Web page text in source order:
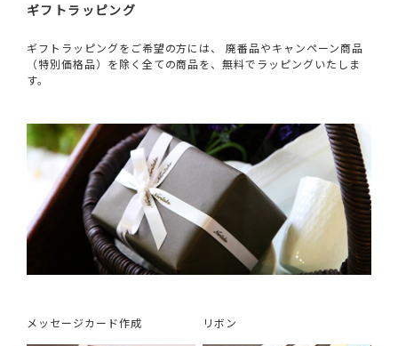
ギフトラッピング
ギフトラッピングをご希望の方には、 廃番品やキャンペーン商品
（特別価格品）を除く全ての商品を、無料でラッピングいたしま
す。
メッセージカード作成 リボン